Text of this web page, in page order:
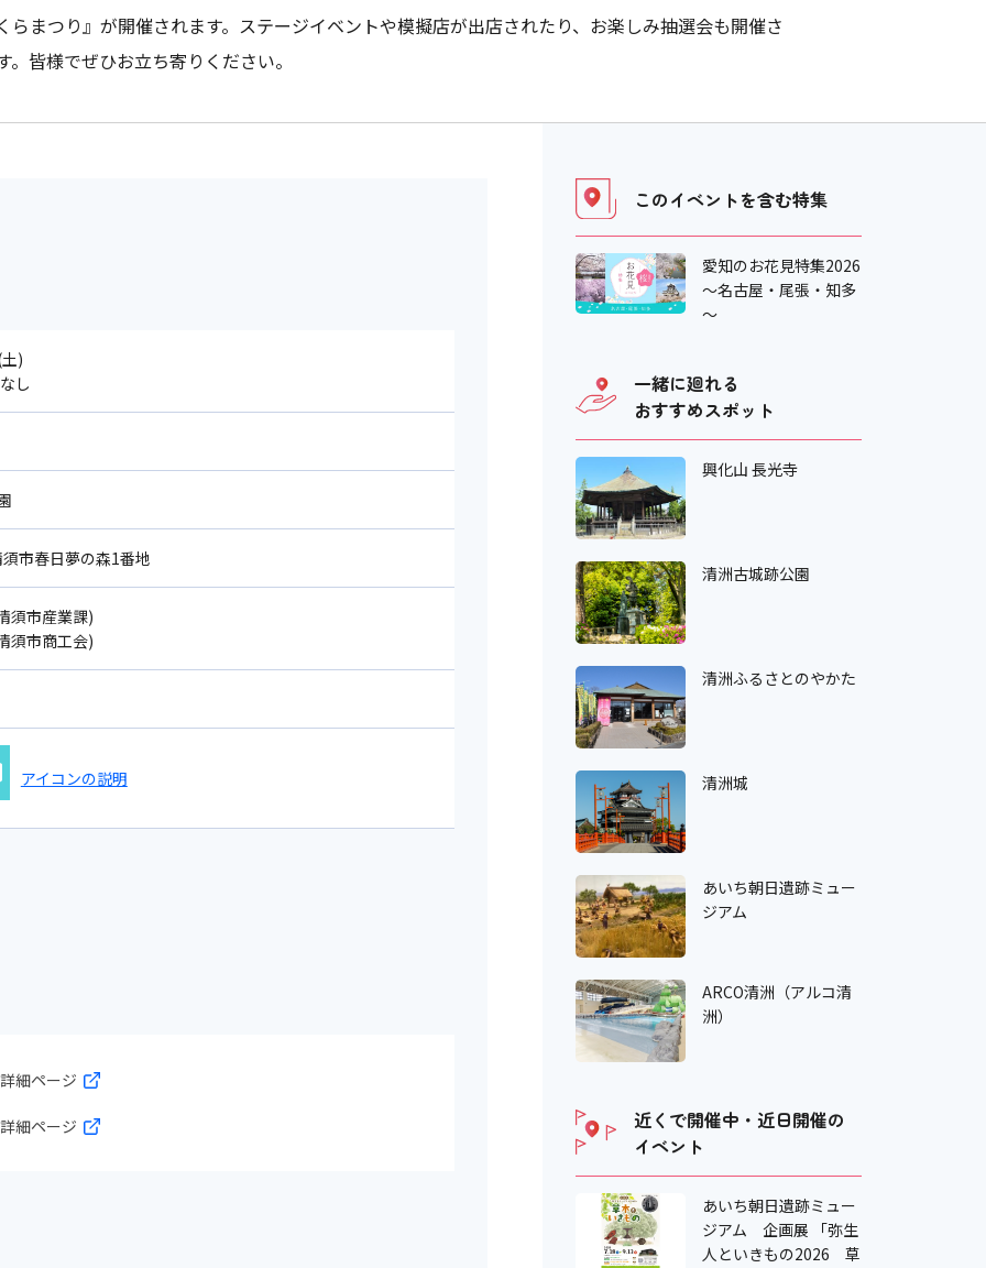
まつり』が開催されます。ステージイベントや模擬店が出店されたり、お楽しみ抽選会も開催さ
皆様でぜひお立ち寄りください。
)
し
市春日夢の森1番地
須市産業課)
須市商工会)
アイコンの説明
細ページ
細ページ
このイベントを含む特集
愛知のお花見特集2026
～名古屋・尾張・知多
～
一緒に廻れる
おすすめスポット
興化山 長光寺
清洲古城跡公園
清洲ふるさとのやかた
清洲城
あいち朝日遺跡ミュー
ジアム
ARCO清洲（アルコ清
洲）
近くで開催中・近日開催の
イベント
あいち朝日遺跡ミュー
ジアム 企画展 「弥生
人といきもの2026 草